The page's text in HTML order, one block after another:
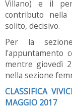
Villano) e il
contributo nella
solito, decisivo.
Per la
l'appuntamento
mentre giovedì
nella sezione
CLASSIFICA
MAGGIO 2017